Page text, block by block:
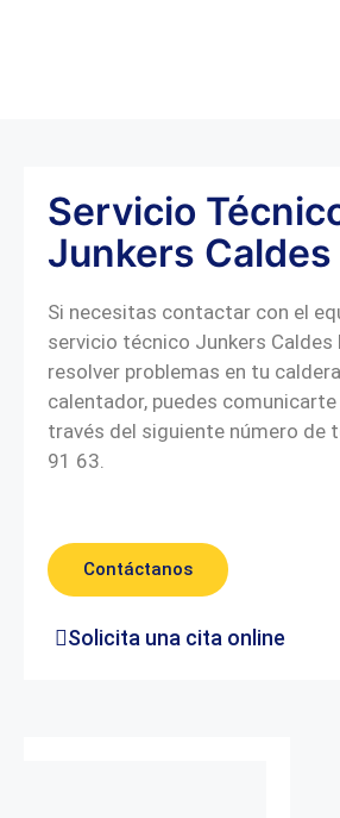
Servicio
Junkers
Si necesitas contactar con el
servicio técnico Junkers Caldes
resolver problemas en tu
calentador, puedes
través del siguiente número de
91 63.
Contáctanos
Solicita una cita online